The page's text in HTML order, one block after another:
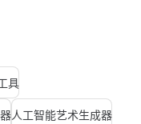
具
人工智能艺术生成器